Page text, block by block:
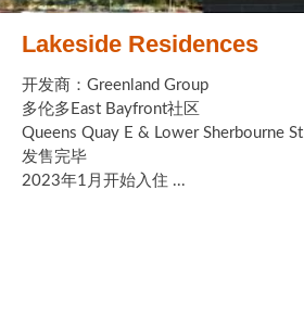
为什么移民加拿大
加拿大的历史文化
加拿大社会保险系统
Lakeside Residences
开发商：Greenland Group
多伦多East Bayfront社区
Queens Quay E & Lower Sherbourne St
发售完毕
2023年1月开始入住 ...